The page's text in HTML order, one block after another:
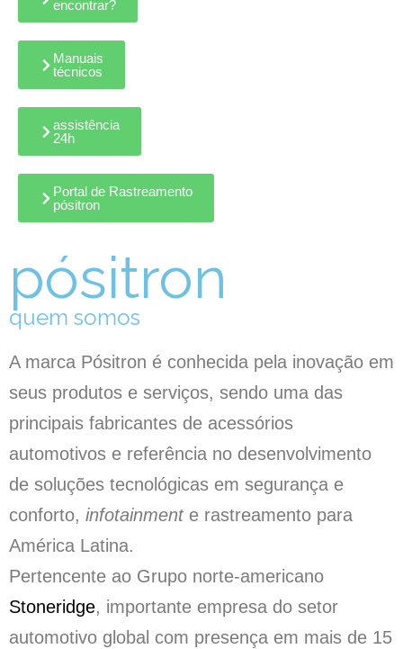
encontrar?
Manuais
técnicos
assistência
24h
Portal de Rastreamento
pósitron
pósitron
quem somos
A marca Pósitron é conhecida pela inovação em
seus produtos e serviços, sendo uma das
principais fabricantes de acessórios
automotivos e referência no desenvolvimento
de soluções tecnológicas em segurança e
conforto, infotainment e rastreamento para
América Latina.
Pertencente ao Grupo norte-americano
Stoneridge, importante empresa do setor
automotivo global com presença em mais de 15